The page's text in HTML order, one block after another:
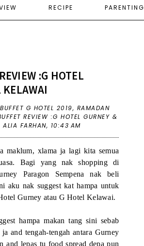
RECIPE PARENTING
:G HOTEL
KELAWAI
G HOTEL 2019, RAMADAN
REVIEW :G HOTEL GURNEY &
ALIA FARHAN, 10:43 AM
maklum, xlama ja lagi kita semua
Bagi yang nak shopping di
Paragon Sempena nak beli
aku nak suggest kat hampa untuk
Gurney atau G Hotel Kelawai.
hampa makan tang sini sebab
and tengah-tengah antara Gurney
and lepas tu food spread depa pun